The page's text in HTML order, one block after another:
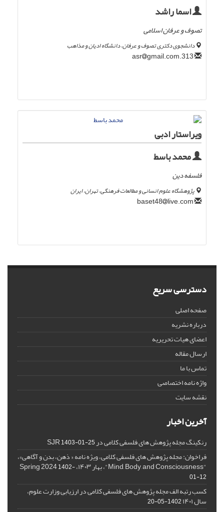
اسما راشد
تصوف و عرفان اسلامی
دانشجوی دکتری تصوف و عرفان، دانشگاه ادیان و مذاهب
gmail.com
ویراستار ادبی
محمد باسط
فلسفه دین
پژوهشگاه علوم انسانی و مطالعات فرهنگی، تهران، ایران
live.com
دسترسی سریع
صفحه اصلی
درباره نشریه
اعضای هیات تحریریه
ارسال مقاله
تماس با ما
واژه نامه اختصاصی
نقشه سایت
آخرین اخبار
رنکینگ مجله پژوهش های فلسفی کلامی در SJR1403-01-25
فراخوان: مجله پژوهش های فلسفی کلامی، ویژه نامه « ذهن، بدن و آگاهی»،
"Mind, Body, and Consciousness"، بهار ۱۴۰۳، Spring 2024
1402-
01-12
کسب رتبه الف مجله پژوهش های فلسفی کلامی در ارزیابی وزارت علوم،
سال ۱۴۰۱ 1402-05-20